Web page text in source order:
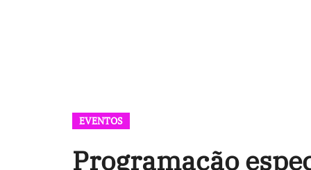
EVENTOS
Programação